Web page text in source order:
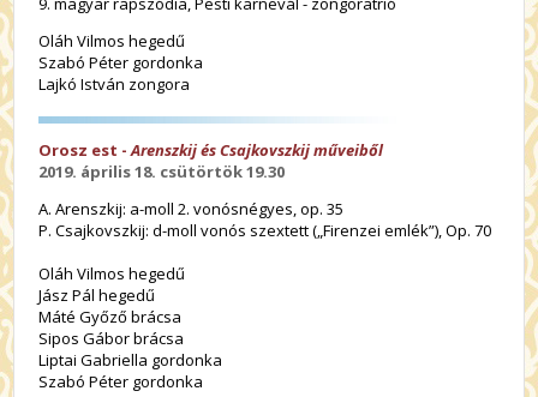
Oláh Vilmos hegedű
Szabó Péter gordonka
Lajkó István zongora
Orosz est -Arenszkij és Csajkovszkij műveiből
2019. április 18. csütörtök 19.30
A. Arenszkij: a-moll 2. vonósnégyes, op. 35
P. Csajkovszkij: d-moll vonós szextett („Firenzei emlék”), Op. 70
Oláh Vilmos hegedű
Jász Pál hegedű
Máté Győző brácsa
Sipos Gábor brácsa
Liptai Gabriella gordonka
Szabó Péter gordonka